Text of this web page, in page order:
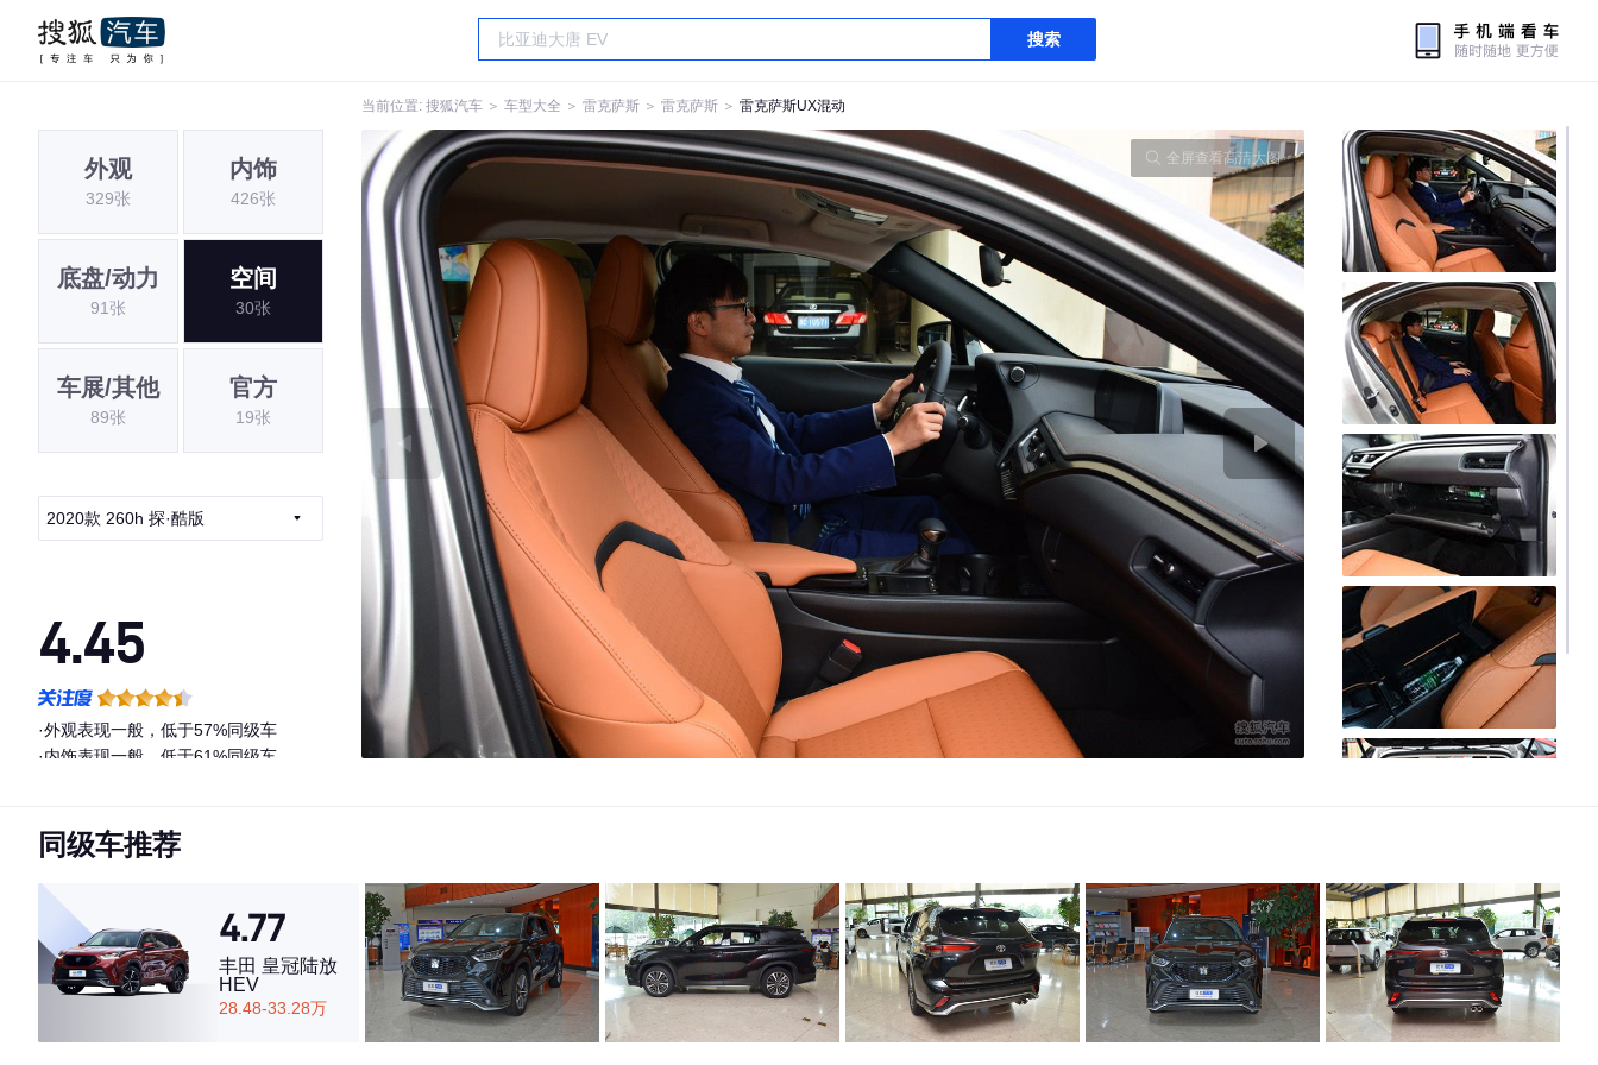
搜索
当前位置: 搜狐汽车 ＞ 车型大全 ＞ 雷克萨斯 ＞ 雷克萨斯 ＞ 雷克萨斯UX混动
外观
329张
内饰
426张
底盘/动力
91张
空间
30张
车展/其他
89张
官方
19张
2020款 260h 探·酷版
4.45
·外观表现一般，低于57%同级车
·内饰表现一般，低于61%同级车
全屏查看高清大图
同级车推荐
4.77
丰田 皇冠陆放
HEV
28.48-33.28万